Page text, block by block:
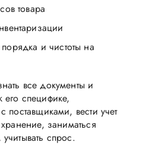
товара
и чистоты на
все документы и
специфике,
поставщиками, вести учет
заниматься
спрос.